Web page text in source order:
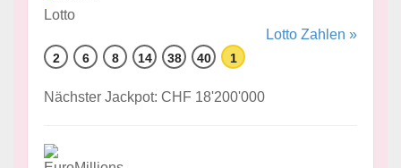
Lotto Zahlen »
2 6 8 14 38 40 1
Nächster Jackpot: CHF 18'200'000